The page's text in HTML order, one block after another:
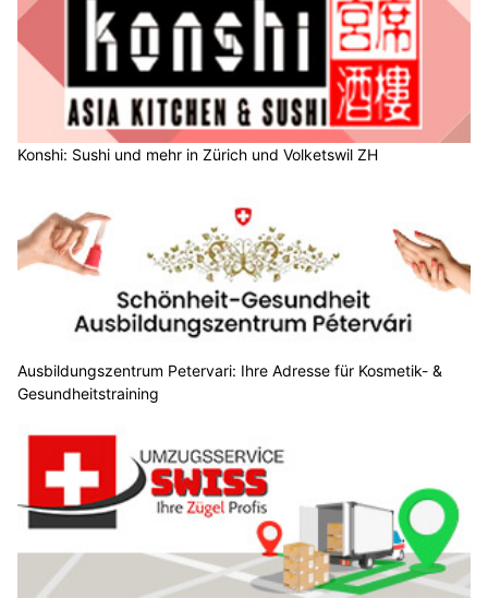
Konshi: Sushi und mehr in Zürich und Volketswil ZH
Ausbildungszentrum Petervari: Ihre Adresse für Kosmetik- &
Gesundheitstraining